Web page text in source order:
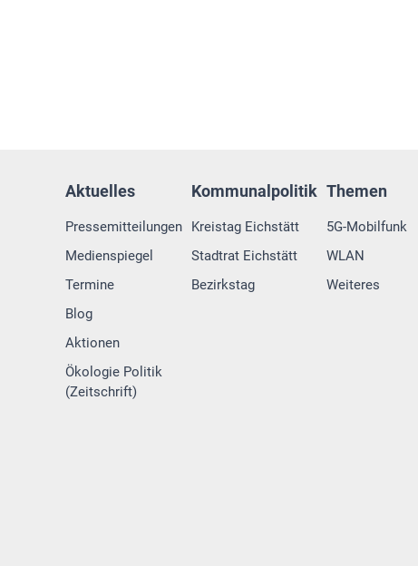
Aktuelles
Pressemitteilungen
Medienspiegel
Termine
Blog
Aktionen
Ökologie Politik
(Zeitschrift)
Kommunalpolitik
Kreistag Eichstätt
Stadtrat Eichstätt
Bezirkstag
Themen
5G-Mobilfunk
WLAN
Weiteres